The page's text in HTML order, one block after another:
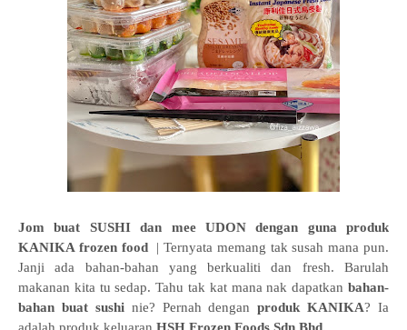
Jom buat SUSHI dan mee UDON dengan guna produk
KANIKA frozen food
| Ternyata memang tak susah mana pun.
Janji ada bahan-bahan yang berkualiti dan fresh. Barulah
makanan kita tu sedap. Tahu tak kat mana nak dapatkan bahan-
bahan buat sushinie? Pernah denganproduk KANIKA? Ia